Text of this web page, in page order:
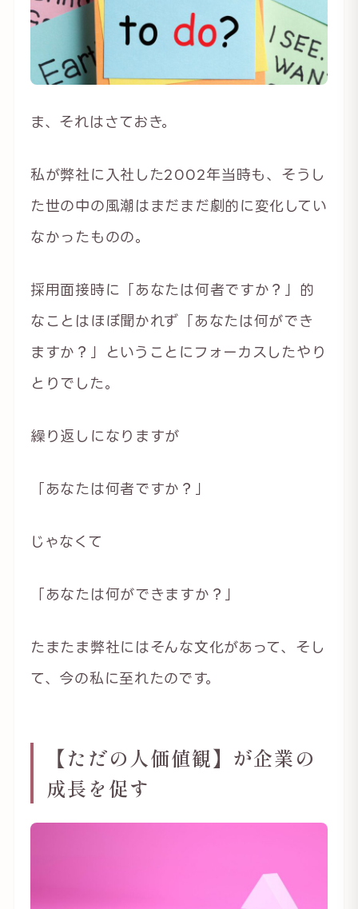
ま、それはさておき。
私が弊社に入社した2002年当時も、そうし
た世の中の風潮はまだまだ劇的に変化してい
なかったものの。
採用面接時に「あなたは何者ですか？」的
なことはほぼ聞かれず「あなたは何ができ
ますか？」ということにフォーカスしたやり
とりでした。
繰り返しになりますが
「あなたは何者ですか？」
じゃなくて
「あなたは何ができますか？」
たまたま弊社にはそんな文化があって、そし
て、今の私に至れたのです。
【ただの人価値観】が企業の
成長を促す